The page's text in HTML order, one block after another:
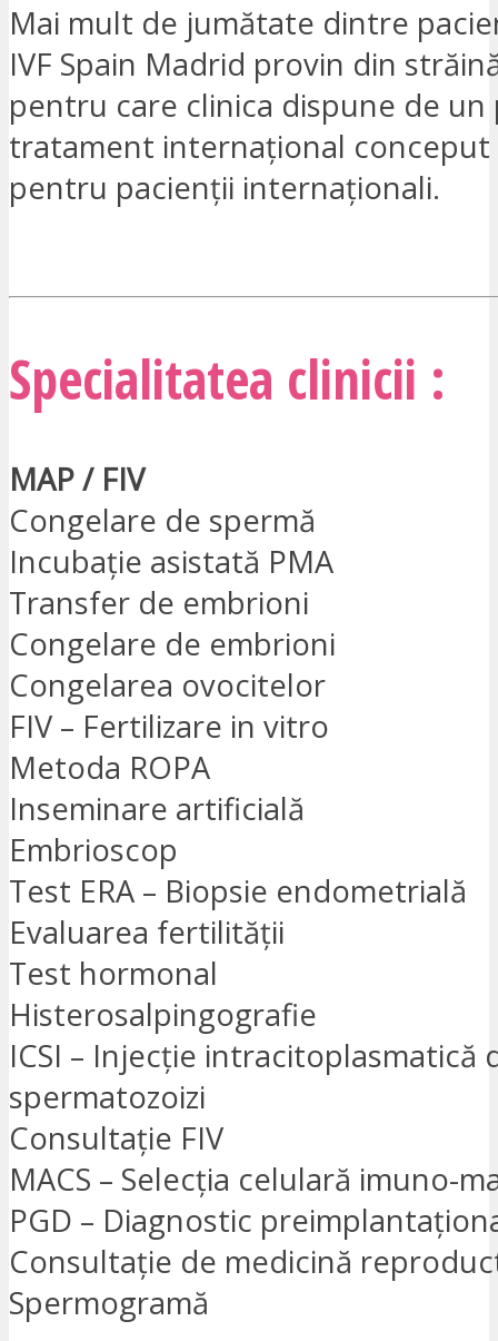
Mai mult de jumătate dintre
IVF Spain Madrid provin din
pentru care clinica dispune de
tratament internațional conceput
pentru pacienții internaționali.
Specialitatea clinicii :
MAP / FIV
Congelare de spermă
Incubație asistată PMA
Transfer de embrioni
Congelare de embrioni
Congelarea ovocitelor
FIV – Fertilizare in vitro
Metoda ROPA
Inseminare artificială
Embrioscop
Test ERA – Biopsie endometrială
Evaluarea fertilității
Test hormonal
Histerosalpingografie
ICSI – Injecție intracitoplasmatică
spermatozoizi
Consultație FIV
MACS – Selecția celulară imuno-
PGD – Diagnostic
Consultație de medicină
Spermogramă